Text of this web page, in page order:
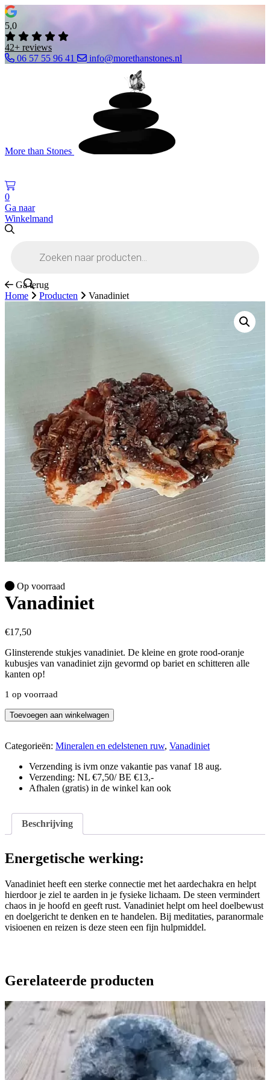
5,0
42+ reviews
06 57 55 96 41
info@morethanstones.nl
More than Stones
0
Ga naar
Winkelmand
Ga terug
Home
Producten Vanadiniet
Op voorraad
Vanadiniet
€17,50
Glinsterende stukjes vanadiniet. De kleine en grote rood-oranje
kubusjes van vanadiniet zijn gevormd op bariet en schitteren alle
kanten op!
1 op voorraad
Vanadiniet
aantal
Toevoegen aan winkelwagen
Categorieën: Mineralen en edelstenen ruw, Vanadiniet
Verzending is ivm onze vakantie pas vanaf 18 aug.
Verzending: NL €7,50/ BE €13,-
Afhalen (gratis) in de winkel kan ook
Beschrijving
Energetische werking:
Vanadiniet heeft een sterke connectie met het aardechakra en helpt
hierdoor je ziel te aarden in je fysieke lichaam. De steen vermindert
chaos in je hoofd en geeft rust. Vanadiniet helpt om heel doelbewust
en doelgericht te denken en te handelen. Bij meditaties, paranormale
visioenen en reizen is deze steen een fijn hulpmiddel.
Gerelateerde producten